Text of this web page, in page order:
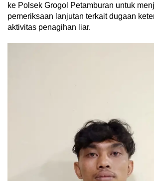
ke Polsek Grogol Petamburan untuk
pemeriksaan lanjutan terkait dugaan
aktivitas penagihan liar.